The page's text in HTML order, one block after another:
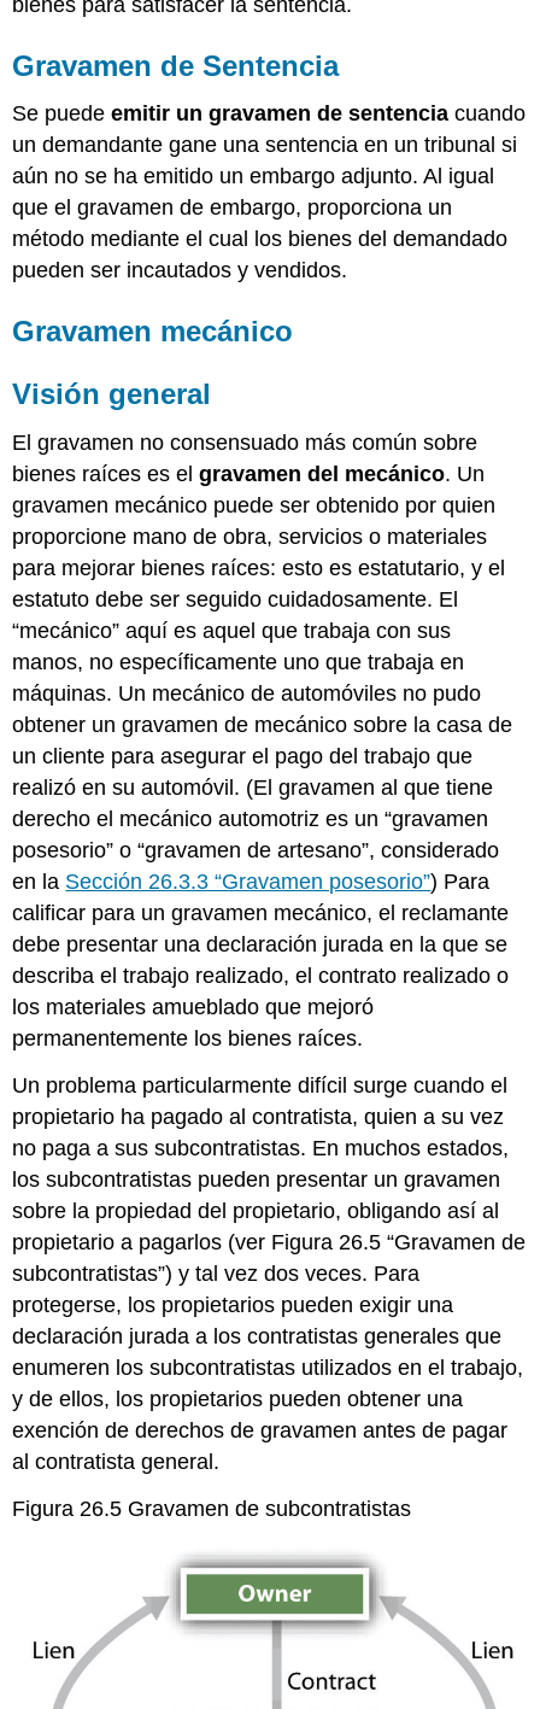
Gravamen de Sentencia
Se puedeemitir un gravamen de sentencia cuando
un demandante gane una sentencia en un tribunal si
aún no se ha emitido un embargo adjunto. Al igual
que el gravamen de embargo, proporciona un
método mediante el cual los bienes del demandado
pueden ser incautados y vendidos.
Gravamen mecánico
Visión general
El gravamen no consensuado más común sobre
bienes raíces es elgravamen del mecánico. Un
gravamen mecánico puede ser obtenido por quien
proporcione mano de obra, servicios o materiales
para mejorar bienes raíces: esto es estatutario, y el
estatuto debe ser seguido cuidadosamente. El
“mecánico” aquí es aquel que trabaja con sus
manos, no específicamente uno que trabaja en
máquinas. Un mecánico de automóviles no pudo
obtener un gravamen de mecánico sobre la casa de
un cliente para asegurar el pago del trabajo que
realizó en su automóvil. (El gravamen al que tiene
derecho el mecánico automotriz es un “gravamen
posesorio” o “gravamen de artesano”, considerado
en la Sección 26.3.3 “Gravamen posesorio”) Para
calificar para un gravamen mecánico, el reclamante
debe presentar una declaración jurada en la que se
describa el trabajo realizado, el contrato realizado o
los materiales amueblado que mejoró
permanentemente los bienes raíces.
Un problema particularmente difícil surge cuando el
propietario ha pagado al contratista, quien a su vez
no paga a sus subcontratistas. En muchos estados,
los subcontratistas pueden presentar un gravamen
sobre la propiedad del propietario, obligando así al
propietario a pagarlos (ver Figura 26.5 “Gravamen de
subcontratistas”) y tal vez dos veces. Para
protegerse, los propietarios pueden exigir una
declaración jurada a los contratistas generales que
enumeren los subcontratistas utilizados en el trabajo,
y de ellos, los propietarios pueden obtener una
exención de derechos de gravamen antes de pagar
al contratista general.
Figura 26.5 Gravamen de subcontratistas